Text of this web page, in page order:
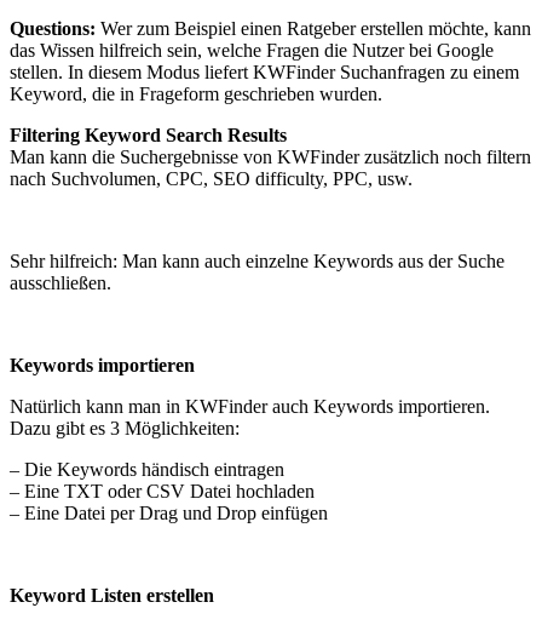
Questions: Wer zum Beispiel einen Ratgeber erstellen möchte, kann
das Wissen hilfreich sein, welche Fragen die Nutzer bei Google
stellen. In diesem Modus liefert KWFinder Suchanfragen zu einem
Keyword, die in Frageform geschrieben wurden.
Filtering Keyword Search Results
Man kann die Suchergebnisse von KWFinder zusätzlich noch filtern
nach Suchvolumen, CPC, SEO difficulty, PPC, usw.
Sehr hilfreich: Man kann auch einzelne Keywords aus der Suche
ausschließen.
Keywords importieren
Natürlich kann man in KWFinder auch Keywords importieren.
Dazu gibt es 3 Möglichkeiten:
– Die Keywords händisch eintragen
– Eine TXT oder CSV Datei hochladen
– Eine Datei per Drag und Drop einfügen
Keyword Listen erstellen